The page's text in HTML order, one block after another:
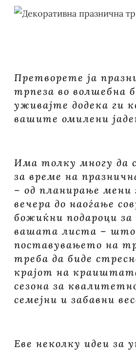
Претворете ја
трпеза во волшебна
уживајте додека ги
вашите омилени
Има толку многу да
за време на
– од планирање мени
вечера до наоѓање
божиќни подароци
вашата листа – што
поставувањето на
треба да биде
крајот на
сезона за
семејни и забавни
Еве неколку идеи за